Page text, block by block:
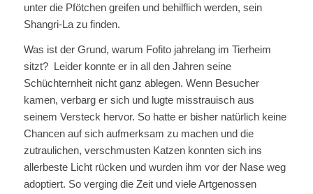
unter die Pfötchen greifen und behilflich werden, sein
Shangri-La zu finden.
Was ist der Grund, warum Fofito jahrelang im Tierheim
sitzt? Leider konnte er in all den Jahren seine
Schüchternheit nicht ganz ablegen. Wenn Besucher
kamen, verbarg er sich und lugte misstrauisch aus
seinem Versteck hervor. So hatte er bisher natürlich keine
Chancen auf sich aufmerksam zu machen und die
zutraulichen, verschmusten Katzen konnten sich ins
allerbeste Licht rücken und wurden ihm vor der Nase weg
adoptiert. So verging die Zeit und viele Artgenossen